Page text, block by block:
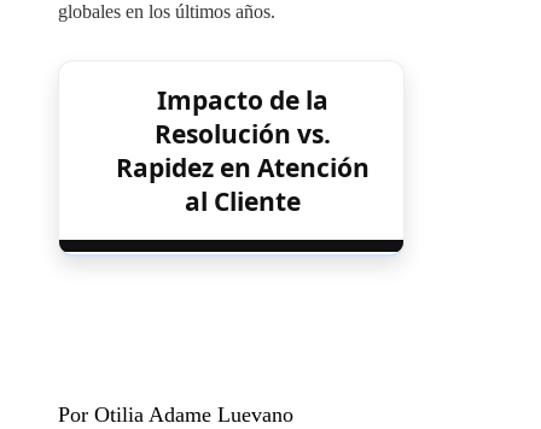
globales en los últimos años.
Impacto de la
Resolución vs.
Rapidez en Atención
al Cliente
Por Otilia Adame Luevano